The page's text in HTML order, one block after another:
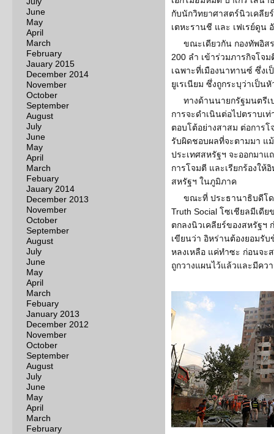
June
May
April
March
February
Jauary 2015
December 2014
November
October
September
August
July
June
May
April
March
Febuary
Jauary 2014
December 2013
November
October
September
August
July
June
May
April
March
Febuary
January 2013
December 2012
November
October
September
August
July
June
May
April
March
February
กับนักวิทยาศาสตร์นิวเคลีย
เตหะรานชี และ เฟเรย์ดูน
ขณะเดียวกัน กองทัพอิสร
200 ลำ เข้าร่วมภารกิจโจ
เฉพาะที่เมืองนาทานซ์ ซึ่งเ
ยูเรเนียม ซึ่งถูกระบุว่าเป็น
ทางด้านนายกรัฐมนตรี
การจะดำเนินต่อไปตราบเ
ตอบโต้อย่างสาสม ต่อการ
รับผิดชอบผลที่จะตามมา แ
ประเทศสหรัฐฯ จะออกมาแ
การโจมตี และเรียกร้องใ
สหรัฐฯ ในภูมิภาค
ขณะที่ ประธานาธิบดีโ
Truth Social โซเชียลมีเดี
ตกลงนิวเคลียร์ของสหรัฐฯ
เขียนว่า อิหร่านต้องยอมรับ
หลงเหลือ แค่ทำซะ ก่อนจะ
ถูกวางแผนไว้แล้วและมีคว